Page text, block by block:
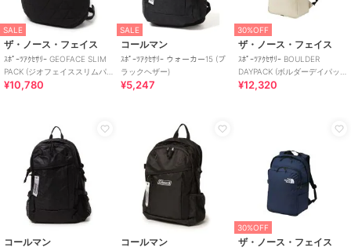
SALE
ザ・ノース・フェイス
ｽﾎﾟｰﾂｱｸｾｻﾘｰ GEOFACE SLIM
PACK (ジオフェイススリムパ
ック)
¥10,780
SALE
コールマン
ｽﾎﾟｰﾂｱｸｾｻﾘｰ ウォーカー15 (ブ
ラックヘザー)
¥5,247
30%OFF
ザ・ノース・フェイス
ｽﾎﾟｰﾂｱｸｾｻﾘｰ BOULDER
DAYPACK (ボルダーデイパッ
ク)
¥12,320
コールマン コールマン
30%OFF
ザ・ノース・フェイス